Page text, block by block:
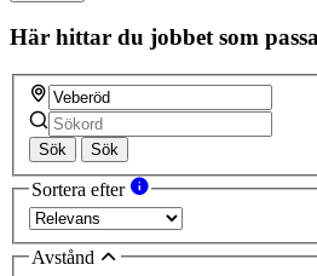
Här hittar du jobbet som
Sök Sök
Sortera efter
Avstånd